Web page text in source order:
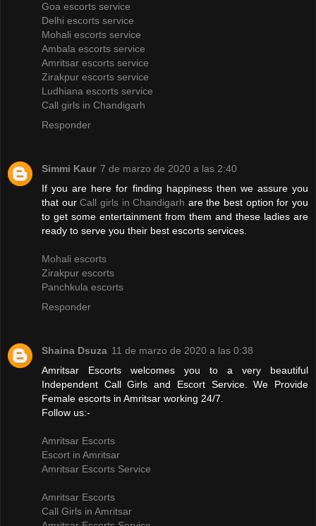
Goa escorts service
Delhi escorts service
Mohali escorts service
Ambala escorts service
Amritsar escorts service
Zirakpur escorts service
Ludhiana escorts service
Call girls in Chandigarh
Responder
Simmi Kaur 7 de marzo de 2020 a las 2:40
If you are here for finding happiness then we assure you
that ourCall girls in Chandigarh are the best option for you
to get some entertainment from them and these ladies are
ready to serve you their best escorts services.
Mohali escorts
Zirakpur escorts
Panchkula escorts
Responder
Shaina Dsuza 11 de marzo de 2020 a las 0:38
Amritsar Escorts welcomes you to a very beautiful
Independent Call Girls and Escort Service. We Provide
Female escorts in Amritsar working 24/7.
Follow us:-
Amritsar Escorts
Escort in Amritsar
Amritsar Escorts Service
Amritsar Escorts
Call Girls in Amritsar